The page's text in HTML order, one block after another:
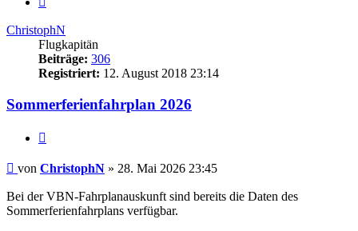
ChristophN
Flugkapitän
Beiträge: 306
Registriert: 12. August 2018 23:14
Sommerferienfahrplan 2026
Ungelesener
von ChristophN » 28. Mai 2026 23:45
Bei der VBN-Fahrplanauskunft sind bereits die Daten des
Sommerferienfahrplans verfügbar.